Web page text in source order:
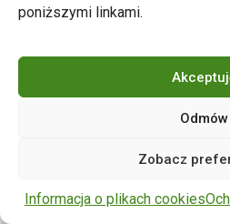
poniższymi linkami.
Odmów
Zobacz
Informacja o plikach cookies